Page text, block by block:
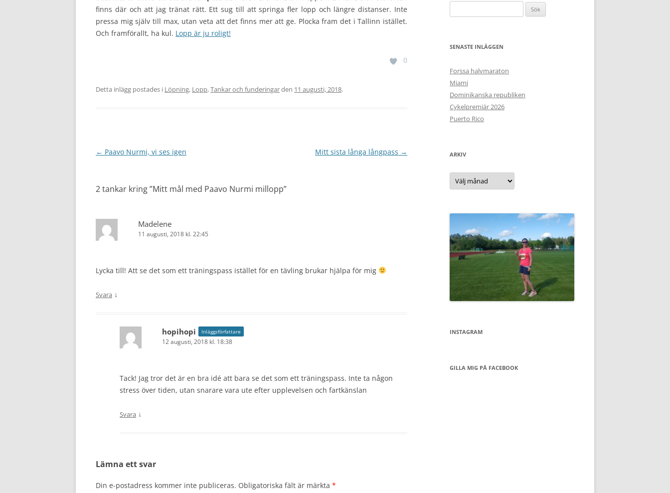
finns där och att jag tränat rätt. Ett sug till att springa fler lopp och längre distanser. Inte
pressa mig själv till max, utan veta att det finns mer att ge. Plocka fram det i Tallinn istället.
Och framförallt, ha kul. Lopp är ju roligt!
0
Detta inlägg postades i Löpning, Lopp,Tankar och funderingarden 11 augusti, 2018.
Inläggsnavigering
← Paavo Nurmi, vi ses igen Mitt sista långa långpass →
2 tankar kring ”Mitt mål med Paavo Nurmi millopp”
Madelene
11 augusti, 2018 kl. 22:45
Lycka till! Att se det som ett träningspass istället för en tävling brukar hjälpa för mig
Svara ↓
hopihopi Inläggsförfattare
12 augusti, 2018 kl. 18:38
Tack! Jag tror det är en bra idé att bara se det som ett träningspass. Inte ta någon
stress över tiden, utan snarare vara ute efter upplevelsen och fartkänslan
Svara ↓
Lämna ett svar
Din e-postadress kommer inte publiceras. Obligatoriska fält är märkta *
efter:
SENASTE INLÄGGEN
Forssa halvmaraton
Miami
Dominikanska republiken
Cykelpremiär 2026
Puerto Rico
ARKIV
Arkiv
INSTAGRAM
GILLA MIG PÅ FACEBOOK